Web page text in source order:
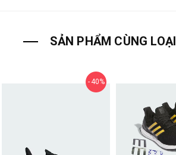
SẢN PHẨM CÙNG LOẠI
40%